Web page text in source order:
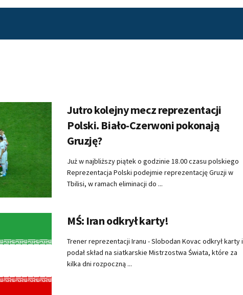
Jutro kolejny mecz reprezentacji
Polski. Biało-Czerwoni pokonają
Gruzję?
Już w najbliższy piątek o godzinie 18.00 czasu polskiego
Reprezentacja Polski podejmie reprezentację Gruzji w
Tbilisi, w ramach eliminacji do ...
MŚ: Iran odkrył karty!
Trener reprezentacji Iranu - Slobodan Kovac odkrył karty i
podał skład na siatkarskie Mistrzostwa Świata, które za
kilka dni rozpoczną ...